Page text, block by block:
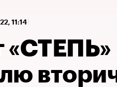
Экономика Бизнес
11:14
«СТЕПЬ»